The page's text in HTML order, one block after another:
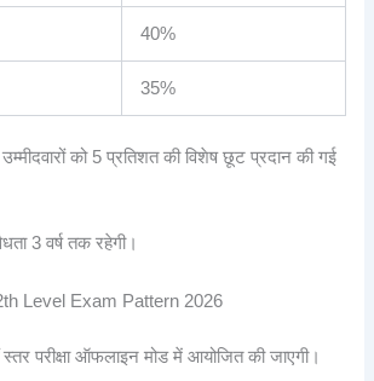
40%
35%
को 5 प्रतिशत की विशेष छूट प्रदान की गई
3 वर्ष तक रहेगी।
Level Exam Pattern 2026
स्तर परीक्षा ऑफलाइन मोड में आयोजित की जाएगी।